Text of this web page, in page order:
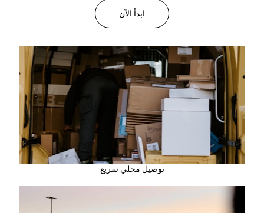
ابدأ الآن
توصيل محلي سريع